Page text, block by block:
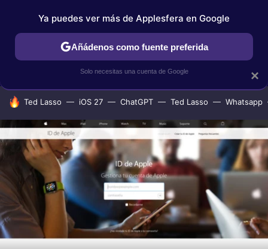
IPHONE TUTORIALES APPLESFERA SELECCIÓN
HOY SE HABLA DE
Ted Lasso iOS 27 ChatGPT Ted Lasso Whatsapp
×
Ya puedes ver más de Applesfera en Google
Añádenos como fuente preferida
Solo necesitas una cuenta de Google